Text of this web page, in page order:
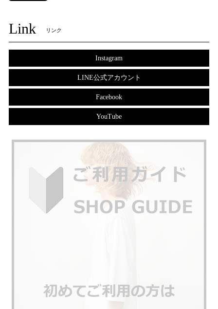
Link リンク
Instagram
LINE公式アカウント
Facebook
YouTube